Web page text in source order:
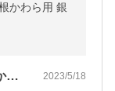
かわら用 銀
迅速な対応に感謝します！即届き助かりま… 2023/5/18